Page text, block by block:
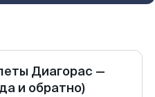
Диагорас —
и обратно)